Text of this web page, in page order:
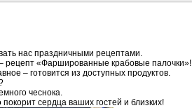
нас праздничными рецептами.
рецепт «Фаршированные крабовые палочки»!
– готовится из доступных продуктов.
чеснока.
сердца ваших гостей и близких!